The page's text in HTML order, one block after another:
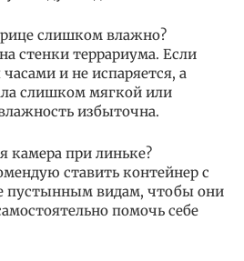
слишком влажно?
стенки террариума. Если
и не испаряется, а
слишком мягкой или
избыточна.
камера при линьке?
ставить контейнер с
видам, чтобы они
помочь себе